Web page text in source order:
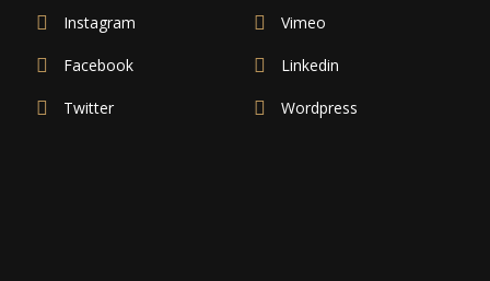
Instagram
Facebook
Twitter
Vimeo
Linkedin
Wordpress